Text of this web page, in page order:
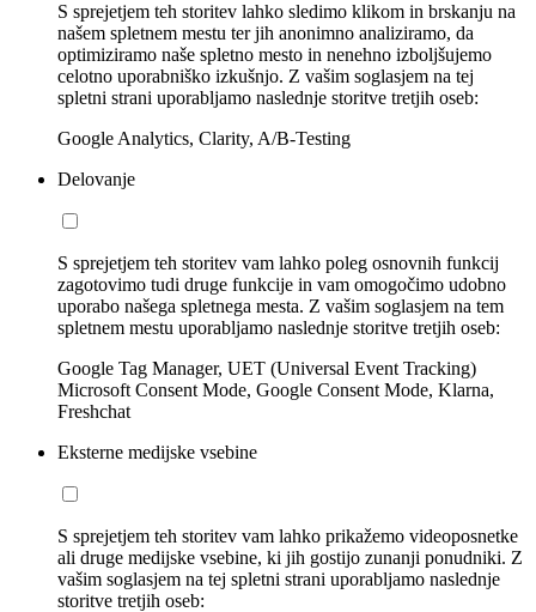
S sprejetjem teh storitev lahko sledimo klikom in brskanju na
našem spletnem mestu ter jih anonimno analiziramo, da
optimiziramo naše spletno mesto in nenehno izboljšujemo
celotno uporabniško izkušnjo. Z vašim soglasjem na tej
spletni strani uporabljamo naslednje storitve tretjih oseb:
Google Analytics, Clarity, A/B-Testing
Delovanje
S sprejetjem teh storitev vam lahko poleg osnovnih funkcij
zagotovimo tudi druge funkcije in vam omogočimo udobno
uporabo našega spletnega mesta. Z vašim soglasjem na tem
spletnem mestu uporabljamo naslednje storitve tretjih oseb:
Google Tag Manager, UET (Universal Event Tracking)
Microsoft Consent Mode, Google Consent Mode, Klarna,
Freshchat
Eksterne medijske vsebine
S sprejetjem teh storitev vam lahko prikažemo videoposnetke
ali druge medijske vsebine, ki jih gostijo zunanji ponudniki. Z
vašim soglasjem na tej spletni strani uporabljamo naslednje
storitve tretjih oseb: